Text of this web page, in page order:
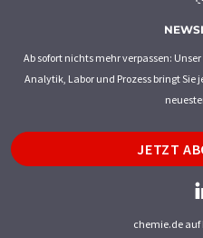
Ab sofort nichts mehr verpassen:
Analytik, Labor und Prozess bringt
JETZT
chemie.de auf